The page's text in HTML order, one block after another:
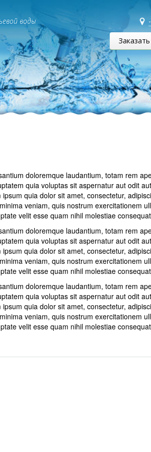
воды
doloremque laudantium, totam rem
quia voluptas sit aspernatur aut odit
quia dolor sit amet, consectetur,
veniam, quis nostrum exercitationem
velit esse quam nihil molestiae
doloremque laudantium, totam rem
quia voluptas sit aspernatur aut odit
quia dolor sit amet, consectetur,
veniam, quis nostrum exercitationem
velit esse quam nihil molestiae
doloremque laudantium, totam rem
quia voluptas sit aspernatur aut odit
quia dolor sit amet, consectetur,
veniam, quis nostrum exercitationem
velit esse quam nihil molestiae